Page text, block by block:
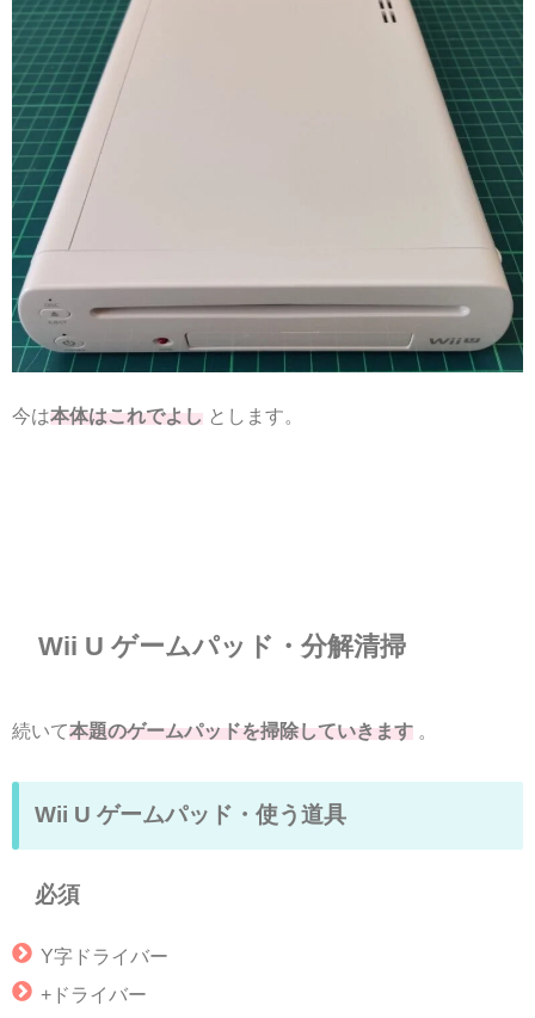
今は本体はこれでよし とします。
Wii U ゲームパッド・分解清掃
続いて本題のゲームパッドを掃除していきます
Wii U ゲームパッド・使う道具
必須
Y字ドライバー
+ドライバー